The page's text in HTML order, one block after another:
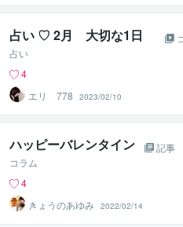
占い ♡ 2月 大切な1日
占い
4
エリ 778
2023/02/10
ハッピーバレンタイン
記事
コラム
4
きょうのあゆみ 2022/02/14